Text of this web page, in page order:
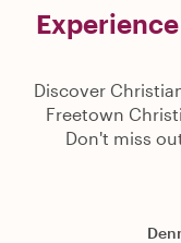
Discover
Freetown
Don't miss